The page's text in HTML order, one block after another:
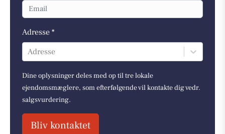
Adresse *
Adresse
Dine oplysninger deles med op til tre lokale
ejendomsmæglere, som efterfølgende vil kontakte dig vedr.
salgsvurdering.
Bliv kontaktet